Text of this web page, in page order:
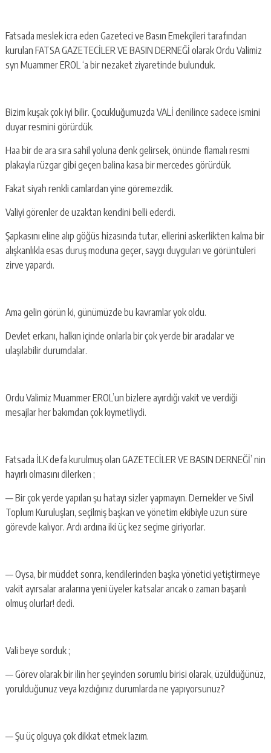
Fatsada meslek icra eden Gazeteci ve Basın Emekçileri tarafından
kurulan FATSA GAZETECİLER VE BASIN DERNEĞİ olarak Ordu Valimiz
syn Muammer EROL ‘a bir nezaket ziyaretinde bulunduk.
Bizim kuşak çok iyi bilir. Çocukluğumuzda VALİ denilince sadece ismini
duyar resmini görürdük.
Haa bir de ara sıra sahil yoluna denk gelirsek, önünde flamalı resmi
plakayla rüzgar gibi geçen balina kasa bir mercedes görürdük.
Fakat siyah renkli camlardan yine göremezdik.
Valiyi görenler de uzaktan kendini belli ederdi.
Şapkasını eline alıp göğüs hizasında tutar, ellerini askerlikten kalma bir
alışkanlıkla esas duruş moduna geçer, saygı duyguları ve görüntüleri
zirve yapardı.
Ama gelin görün ki, günümüzde bu kavramlar yok oldu.
Devlet erkanı, halkın içinde onlarla bir çok yerde bir aradalar ve
ulaşılabilir durumdalar.
Ordu Valimiz Muammer EROL’un bizlere ayırdığı vakit ve verdiği
mesajlar her bakımdan çok kıymetliydi.
Fatsada İLK defa kurulmuş olan GAZETECİLER VE BASIN DERNEĞİ’ nin
hayırlı olmasını dilerken ;
— Bir çok yerde yapılan şu hatayı sizler yapmayın. Dernekler ve Sivil
Toplum Kuruluşları, seçilmiş başkan ve yönetim ekibiyle uzun süre
görevde kalıyor. Ardı ardına iki üç kez seçime giriyorlar.
— Oysa, bir müddet sonra, kendilerinden başka yönetici yetiştirmeye
vakit ayırsalar aralarına yeni üyeler katsalar ancak o zaman başarılı
olmuş olurlar! dedi.
Vali beye sorduk ;
— Görev olarak bir ilin her şeyinden sorumlu birisi olarak, üzüldüğünüz,
yorulduğunuz veya kızdığınız durumlarda ne yapıyorsunuz?
— Şu üç olguya çok dikkat etmek lazım.